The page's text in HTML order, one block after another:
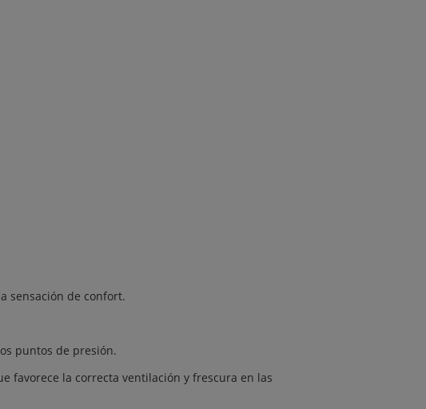
sensación de confort.
puntos de presión.
favorece la correcta ventilación y frescura en las